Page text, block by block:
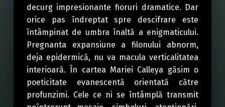
decurg impresionante fioruri dramatice. Dar
orice pas îndreptat spre descifrare este
întâmpinat de umbra înaltă a enigmaticului.
Pregnanta expansiune a filonului abnorm,
deja epidermică, nu va macula verticalitatea
interioară. În cartea Mariei Calleya găsim o
poeticitate evanescentă orientată către
profunzimi. Cele ce ni se întâmplă transmit